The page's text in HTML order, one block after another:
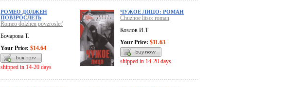
РОМЕО ДОЛЖЕН
ПОВЗРОСЛЕТЬ
Romeo dolzhen povzroslet'
Бочарова Т.
Your Price: $14.64
shipped in 14-20 days
ЧУЖОЕ ЛИЦО: РОМАН
Chuzhoe litso: roman
Козлов И.Т
Your Price: $11.63
shipped in 14-20 days